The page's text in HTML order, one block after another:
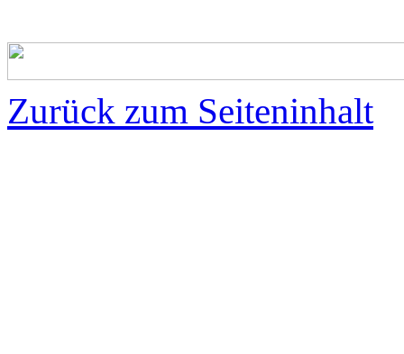
Zurück zum Seiteninhalt